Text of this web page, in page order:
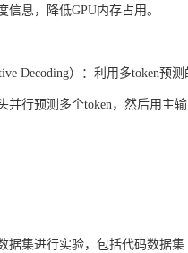
信息，降低GPU内存占用。
Decoding）：利用多token
并行预测多个token，然后用主
据集进行实验，包括代码数据